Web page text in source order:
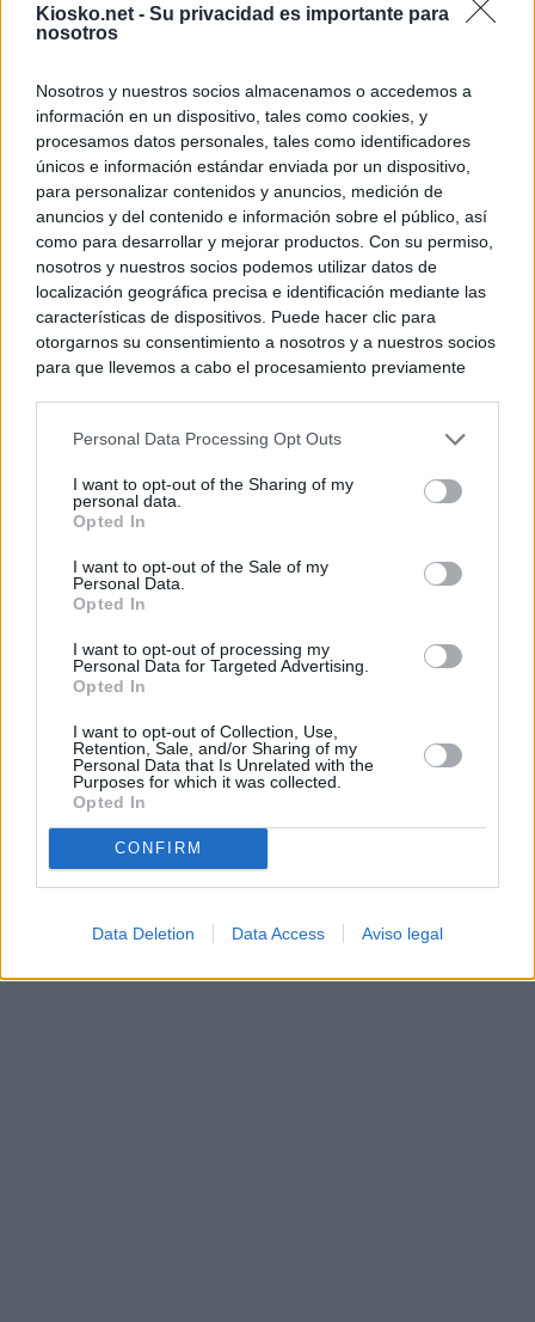
Kiosko.net - Su privacidad es importante para
nosotros
Nosotros y nuestros socios almacenamos o accedemos a
información en un dispositivo, tales como cookies, y
procesamos datos personales, tales como identificadores
únicos e información estándar enviada por un dispositivo,
para personalizar contenidos y anuncios, medición de
anuncios y del contenido e información sobre el público, así
como para desarrollar y mejorar productos. Con su permiso,
nosotros y nuestros socios podemos utilizar datos de
localización geográfica precisa e identificación mediante las
características de dispositivos. Puede hacer clic para
otorgarnos su consentimiento a nosotros y a nuestros socios
para que llevemos a cabo el procesamiento previamente
negar su consentimiento. Tenga en cuenta que algún
de su consentimiento, pero usted tiene el derecho de
rechazar tal procesamiento. Sus preferencias se aplicarán
cualquier momento entrando de nuevo en este sitio web o
visitando nuestra política de privacidad.
Personal Data Processing Opt Outs
I want to opt-out of the Sharing of my
personal data.
Opted In
I want to opt-out of the Sale of my
Personal Data.
Opted In
I want to opt-out of processing my
Personal Data for Targeted Advertising.
Opted In
I want to opt-out of Collection, Use,
Retention, Sale, and/or Sharing of my
Personal Data that Is Unrelated with the
Purposes for which it was collected.
Opted In
CONFIRM
Data Deletion Data Access Aviso legal